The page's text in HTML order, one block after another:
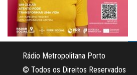
Rádio Metropolitana Porto
© Todos os Direitos Reservados